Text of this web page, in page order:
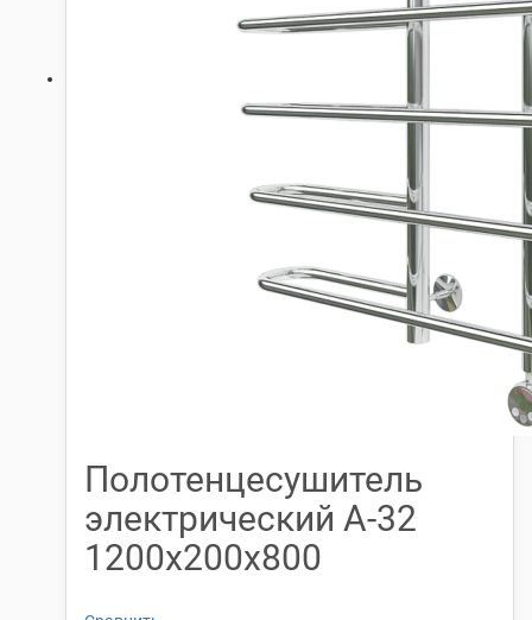
Полотенцесушитель
электрический А-32
1200х200х800